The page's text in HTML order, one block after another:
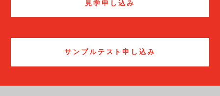
見学申し込み
サンプルテスト申し込み